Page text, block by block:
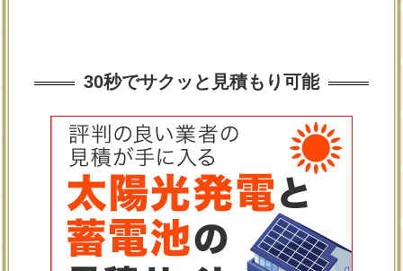
30秒でサクッと見積もり可能